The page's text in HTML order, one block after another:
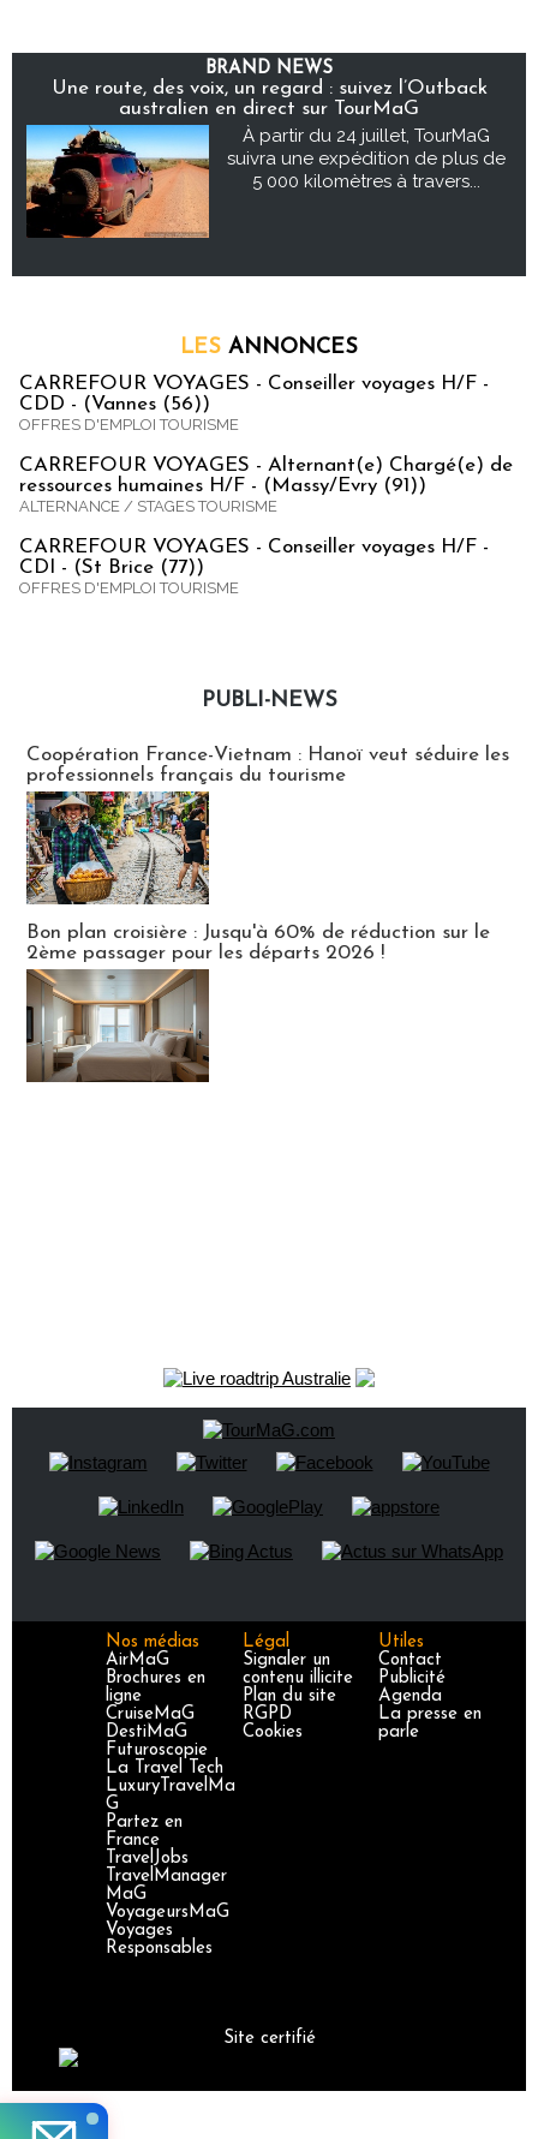
BRAND NEWS
Une route, des voix, un regard : suivez l’Outback
australien en direct sur TourMaG
À partir du 24 juillet, TourMaG
suivra une expédition de plus de
5 000 kilomètres à travers...
LES ANNONCES
CARREFOUR VOYAGES - Conseiller voyages H/F -
CDD - (Vannes (56))
OFFRES D'EMPLOI TOURISME
CARREFOUR VOYAGES - Alternant(e) Chargé(e) de
ressources humaines H/F - (Massy/Evry (91))
ALTERNANCE / STAGES TOURISME
CARREFOUR VOYAGES - Conseiller voyages H/F -
CDI - (St Brice (77))
OFFRES D'EMPLOI TOURISME
PUBLI-NEWS
Coopération France-Vietnam : Hanoï veut séduire les
professionnels français du tourisme
Bon plan croisière : Jusqu'à 60% de réduction sur le
2ème passager pour les départs 2026 !
Nos médias
AirMaG
Brochures en
ligne
CruiseMaG
DestiMaG
Futuroscopie
La Travel Tech
LuxuryTravelMa
G
Partez en
France
TravelJobs
TravelManager
MaG
VoyageursMaG
Voyages
Responsables
Légal
Signaler un
contenu illicite
Plan du site
RGPD
Cookies
Utiles
Contact
Publicité
Agenda
La presse en
parle
Site certifié